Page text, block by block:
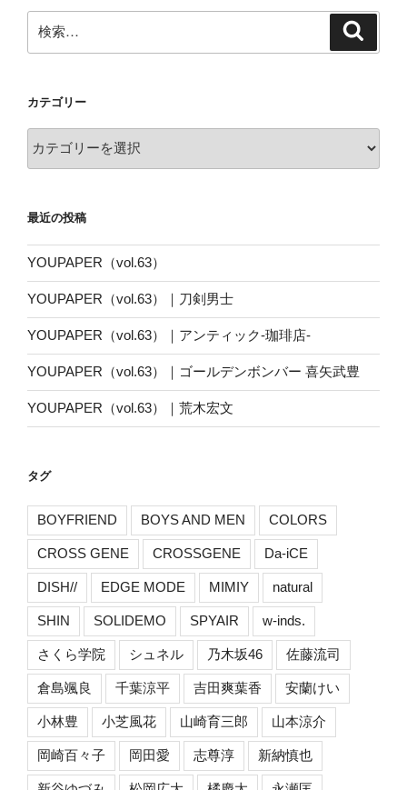
索:
カテゴリー
テ
ー
最近の投稿
YOUPAPER（vol.63）
YOUPAPER（vol.63）｜刀剣男士
YOUPAPER（vol.63）｜アンティック-珈琲店-
YOUPAPER（vol.63）｜ゴールデンボンバー 喜矢武豊
YOUPAPER（vol.63）｜荒木宏文
タグ
BOYFRIEND BOYS AND MEN COLORS
CROSS GENE CROSSGENE Da-iCE
DISH// EDGE MODE MIMIY natural
SHIN SOLIDEMO SPYAIR w-inds.
さくら学院 シュネル 乃木坂46 佐藤流司
倉島颯良 千葉涼平 吉田爽葉香 安蘭けい
小林豊 小芝風花 山崎育三郎 山本涼介
岡崎百々子 岡田愛 志尊淳 新納慎也